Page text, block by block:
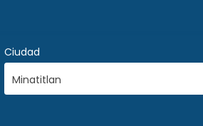
Ciudad
Minatitlan